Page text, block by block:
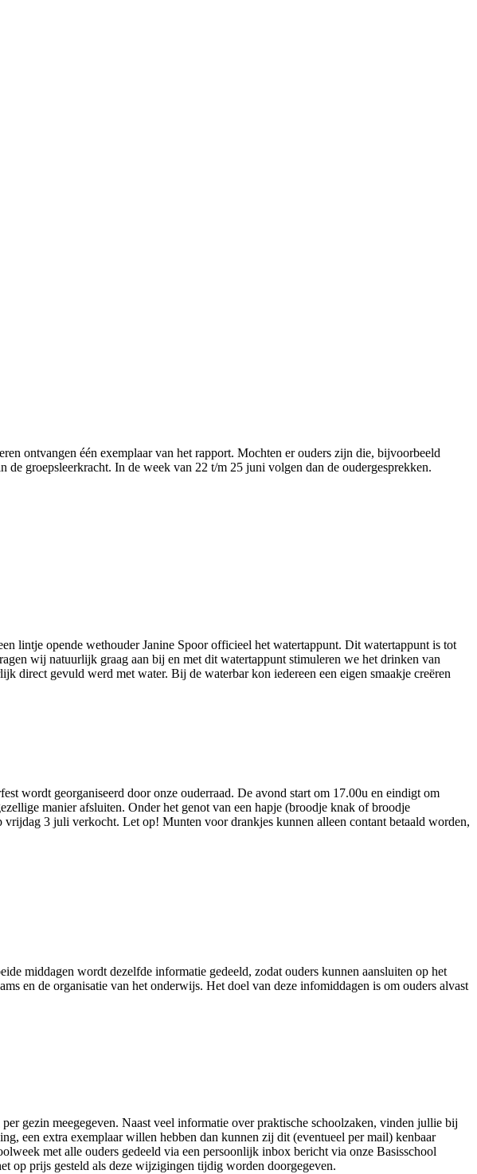
ontvangen één exemplaar van het rapport. Mochten er ouders zijn die, bijvoorbeeld
groepsleerkracht. In de week van 22 t/m 25 juni volgen dan de oudergesprekken.
lintje opende wethouder Janine Spoor officieel het watertappunt. Dit watertappunt is tot
wij natuurlijk graag aan bij en met dit watertappunt stimuleren we het drinken van
direct gevuld werd met water. Bij de waterbar kon iedereen een eigen smaakje creëren
wordt georganiseerd door onze ouderraad. De avond start om 17.00u en eindigt om
manier afsluiten. Onder het genot van een hapje (broodje knak of broodje
3 juli verkocht. Let op! Munten voor drankjes kunnen alleen contant betaald worden,
middagen wordt dezelfde informatie gedeeld, zodat ouders kunnen aansluiten op het
en de organisatie van het onderwijs. Het doel van deze infomiddagen is om ouders alvast
gezin meegegeven. Naast veel informatie over praktische schoolzaken, vinden jullie bij
een extra exemplaar willen hebben dan kunnen zij dit (eventueel per mail) kenbaar
met alle ouders gedeeld via een persoonlijk inbox bericht via onze Basisschool
op prijs gesteld als deze wijzigingen tijdig worden doorgegeven.